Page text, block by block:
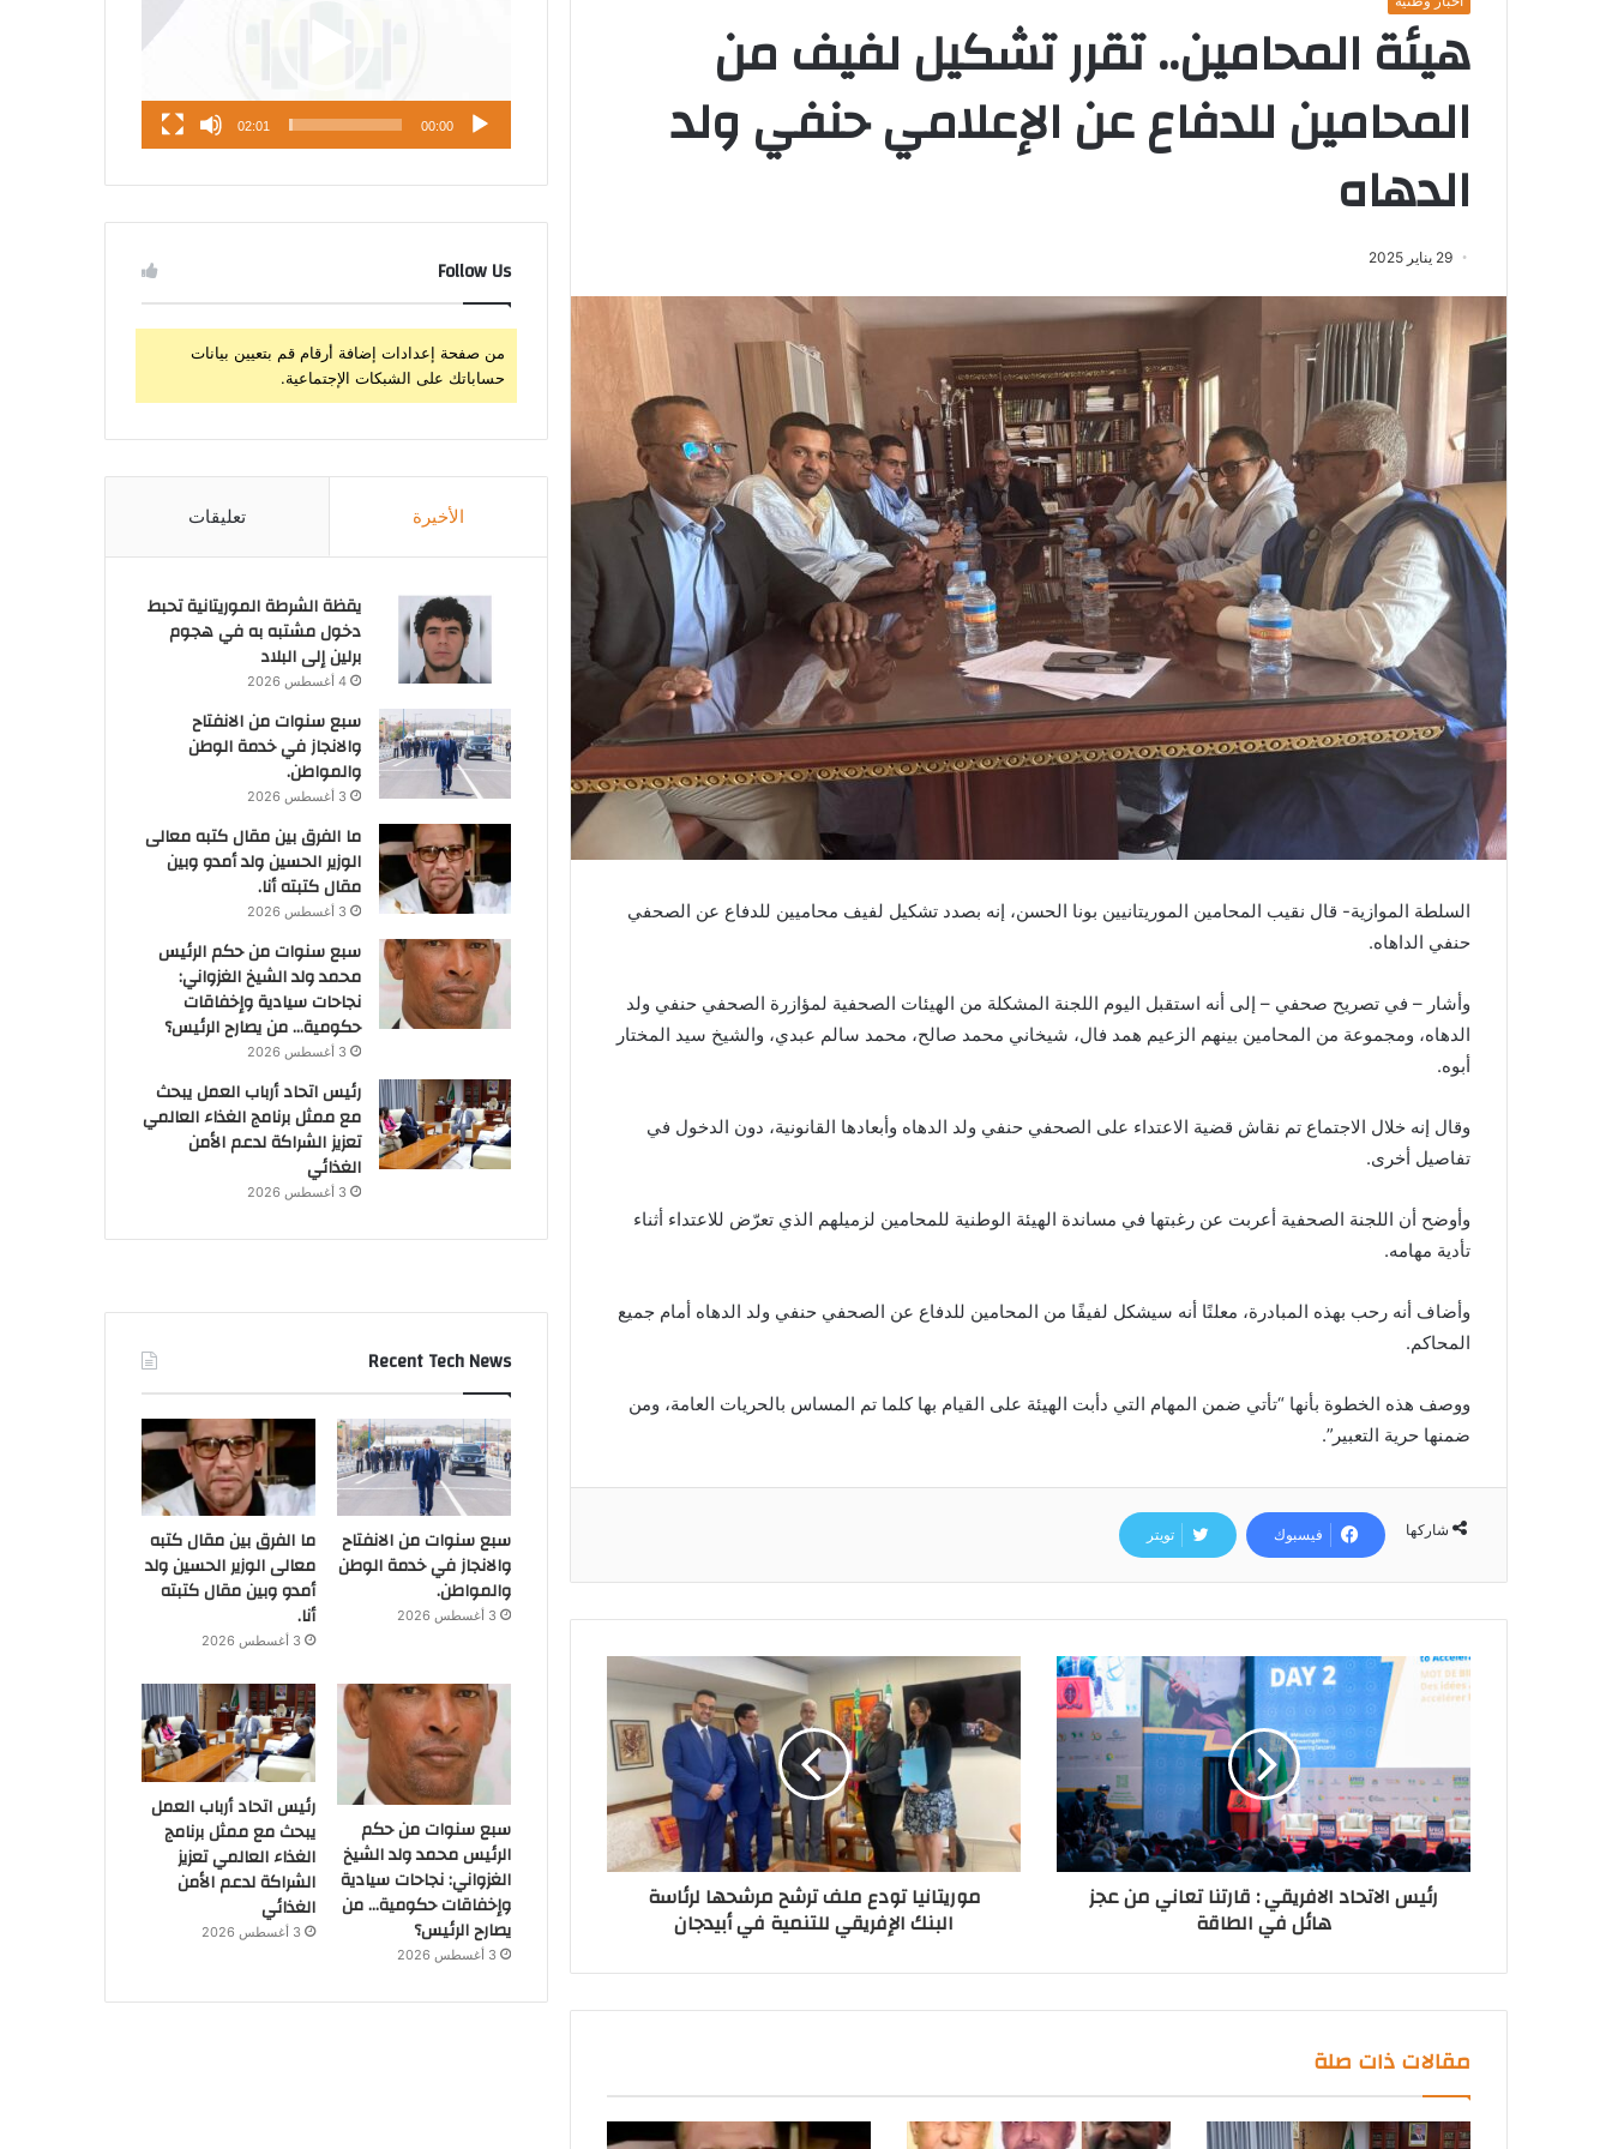
هيئة المحامين.. تقرر تشكيل لفيف من
المحامين للدفاع عن الإعلامي حنفي ولد
الدهاه
29 يناير 2025
السلطة الموازية- قال نقيب المحامين الموريتانيين بونا الحسن، إنه بصدد تشكيل لفيف محاميين للدفاع عن الصحفي
حنفي الداهاه.
وأشار – في تصريح صحفي – إلى أنه استقبل اليوم اللجنة المشكلة من الهيئات الصحفية لمؤازرة الصحفي حنفي ولد
الدهاه، ومجموعة من المحامين بينهم الزعيم همد فال، شيخاني محمد صالح، محمد سالم عبدي، والشيخ سيد المختار
أبوه.
وقال إنه خلال الاجتماع تم نقاش قضية الاعتداء على الصحفي حنفي ولد الدهاه وأبعادها القانونية، دون الدخول في
تفاصيل أخرى.
وأوضح أن اللجنة الصحفية أعربت عن رغبتها في مساندة الهيئة الوطنية للمحامين لزميلهم الذي تعرّض للاعتداء أثناء
تأدية مهامه.
وأضاف أنه رحب بهذه المبادرة، معلنًا أنه سيشكل لفيفًا من المحامين للدفاع عن الصحفي حنفي ولد الدهاه أمام جميع
المحاكم.
ووصف هذه الخطوة بأنها “تأتي ضمن المهام التي دأبت الهيئة على القيام بها كلما تم المساس بالحريات العامة، ومن
ضمنها حرية التعبير”.
شاركها فيسبوك تويتر
رئيس الاتحاد الافريقي : قارتنا تعاني من عجز
هائل في الطاقة
موريتانيا تودع ملف ترشح مرشحها لرئاسة
البنك الإفريقي للتنمية في أبيدجان
مقالات ذات صلة
00:00
02:01
Follow Us
من صفحة إعدادات إضافة أرقام قم بتعيين بيانات
حساباتك على الشبكات الإجتماعية.
الأخيرة تعليقات
يقظة الشرطة الموريتانية تحبط
دخول مشتبه به في هجوم
برلين إلى البلاد
4 أغسطس 2026
سبع سنوات من الانفتاح
والانجاز في خدمة الوطن
والمواطن.
3 أغسطس 2026
ما الفرق بين مقال كتبه معالى
الوزير الحسين ولد أمدو وبين
مقال كتبته أنا.
3 أغسطس 2026
سبع سنوات من حكم الرئيس
محمد ولد الشيخ الغزواني:
نجاحات سيادية وإخفاقات
حكومية… من يصارح الرئيس؟
3 أغسطس 2026
رئيس اتحاد أرباب العمل يبحث
مع ممثل برنامج الغذاء العالمي
تعزيز الشراكة لدعم الأمن
الغذائي
3 أغسطس 2026
Recent Tech News
سبع سنوات من الانفتاح
والانجاز في خدمة الوطن
والمواطن.
3 أغسطس 2026
ما الفرق بين مقال كتبه
معالى الوزير الحسين ولد
أمدو وبين مقال كتبته
أنا.
3 أغسطس 2026
سبع سنوات من حكم
الرئيس محمد ولد الشيخ
الغزواني: نجاحات سيادية
وإخفاقات حكومية… من
يصارح الرئيس؟
3 أغسطس 2026
رئيس اتحاد أرباب العمل
يبحث مع ممثل برنامج
الغذاء العالمي تعزيز
الشراكة لدعم الأمن
الغذائي
3 أغسطس 2026